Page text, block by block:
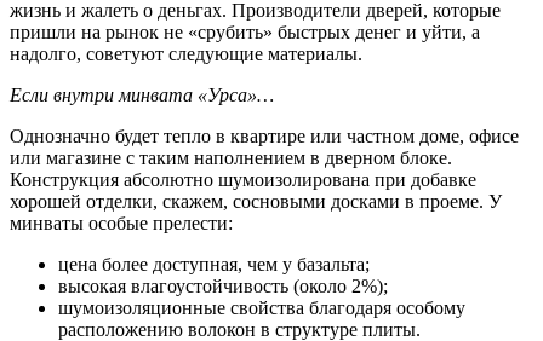
жизнь и жалеть о деньгах. Производители дверей, которые
пришли на рынок не «срубить» быстрых денег и уйти, а
надолго, советуют следующие материалы.
Если внутри минвата «Урса»…
Однозначно будет тепло в квартире или частном доме, офисе
или магазине с таким наполнением в дверном блоке.
Конструкция абсолютно шумоизолирована при добавке
хорошей отделки, скажем, сосновыми досками в проеме. У
минваты особые прелести:
цена более доступная, чем у базальта;
высокая влагоустойчивость (около 2%);
шумоизоляционные свойства благодаря особому
расположению волокон в структуре плиты.